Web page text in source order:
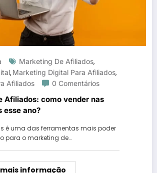
Marketing De Afiliados,
, Marketing Digital Para Afiliados,
Afiliados
0 Comentários
Afiliados: como vender nas
esse ano?
é uma das ferramentas mais poder
para o marketing de…
informação